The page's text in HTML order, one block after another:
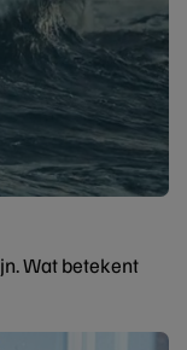
Wat betekent